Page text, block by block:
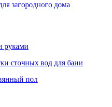
загородного дома
руками
сточных вод для бани
пол